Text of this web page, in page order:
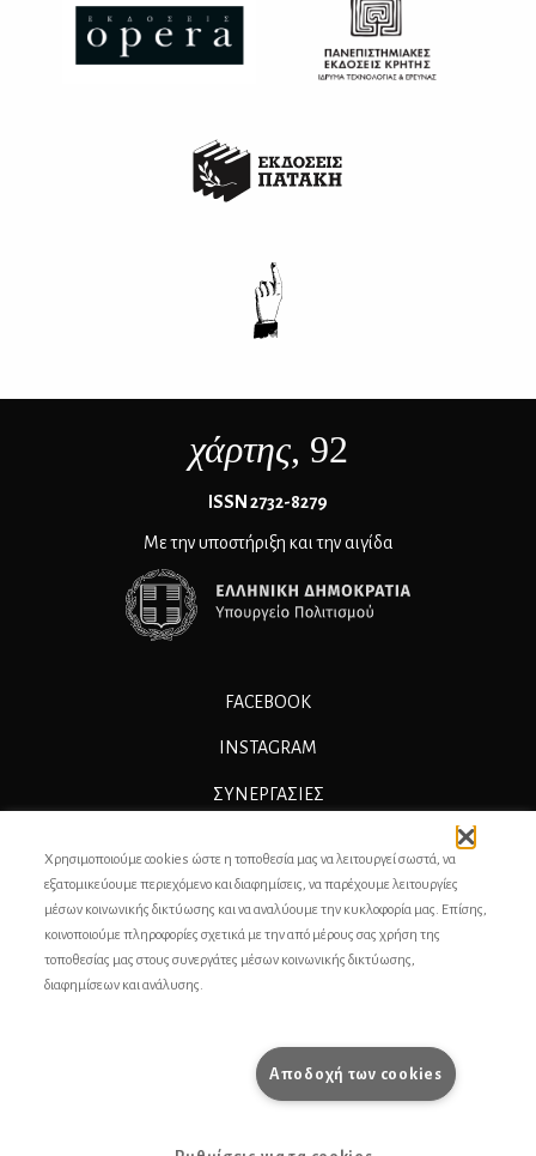
χάρτης, 92
ΙSSN 2732-8279
Με την υποστήριξη και την αιγίδα
FACEBOOK
INSTAGRAM
ΣΥΝΕΡΓΑΣΊΕΣ
ΕΠΙΚΟΙΝΩΝΙΑ
ΣΥΝΤΕΛΕΣΤΕΣ
ΟΡΟΙ ΧΡΗΣΗΣ
Χρησιμοποιούμε cookies ώστε η τοποθεσία μας να λειτουργεί σωστά, να
εξατομικεύουμε περιεχόμενο και διαφημίσεις, να παρέχουμε λειτουργίες
μέσων κοινωνικής δικτύωσης και να αναλύουμε την κυκλοφορία μας. Επίσης,
κοινοποιούμε πληροφορίες σχετικά με την από μέρους σας χρήση της
τοποθεσίας μας στους συνεργάτες μέσων κοινωνικής δικτύωσης,
διαφημίσεων και ανάλυσης.
Αποδοχή των cookies